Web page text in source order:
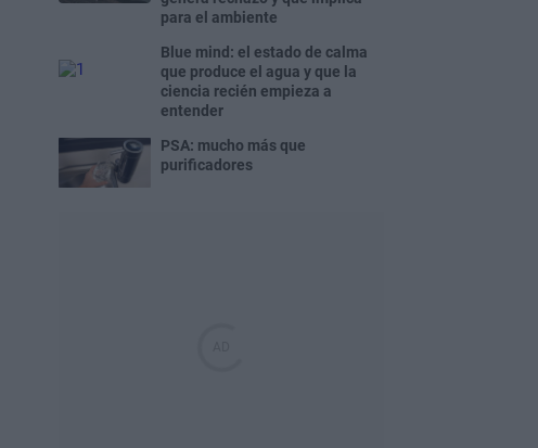
para el ambiente
Blue mind: el estado de calma
que produce el agua y que la
ciencia recién empieza a
entender
PSA: mucho más que
purificadores